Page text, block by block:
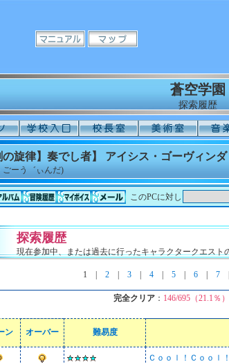
蒼空学園
探索履歴
の旋律】奏でし者】 アイシス・ゴーヴィンダ
ごーう゛ぃんだ)
このPCに対し
探索履歴
現在参加中、または過去に行ったキャラクタークエスト
1 2| 3| 4| 5| 6| 7
完全クリア ： 146/695（21.1％）
ン オーバー 難易度
Ｃｏｏｌ！Ｃｏｏｌ